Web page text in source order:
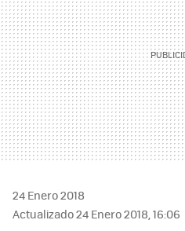
24 Enero 2018
Actualizado 24 Enero 2018, 16:06